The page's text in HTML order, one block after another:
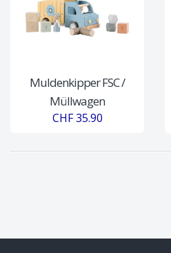
Muldenkipper FSC /
Müllwagen
CHF 35.90